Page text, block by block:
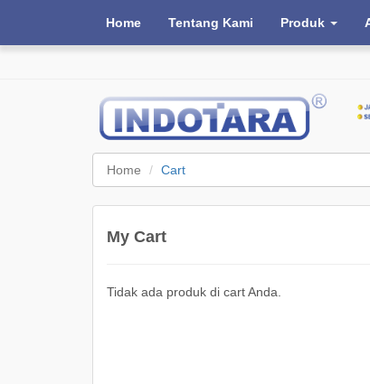
Home Tentang Kami Produk
Home Cart
My Cart
Tidak ada produk di cart Anda.